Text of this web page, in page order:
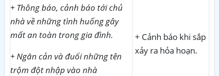
+ Thông báo, cảnh báo tới chủ
nhà về những tình huống gây
mất an toàn trong gia đình.
+ Ngăn cản và đuổi những tên
trộm đột nhập vào nhà
+ Cảnh báo khi sắp
xảy ra hỏa hoạn.